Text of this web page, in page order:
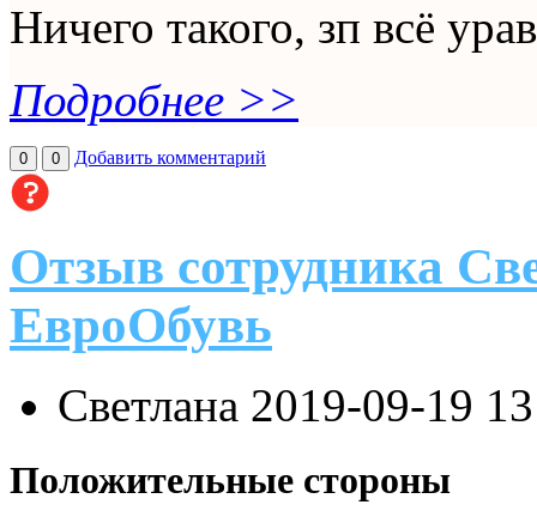
Ничего такого, зп всё
Подробнее >>
0 0 Добавить комментарий
Отзыв сотрудника
ЕвроОбувь
Светлана 2019-09-19
Положительные стороны